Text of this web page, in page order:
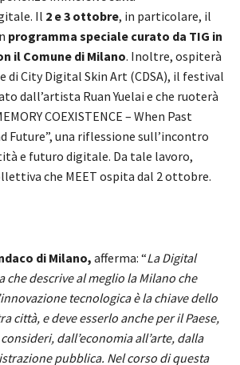
Il 2 e 3 ottobre, in particolare, il
programma speciale curato da TIG in
il Comune di Milano. Inoltre, ospiterà
di City Digital Skin Art (CDSA), il festival
dall’artista Ruan Yuelai e che ruoterà
COEXISTENCE – When Past
Future”, una riflessione sull’incontro
e futuro digitale. Da tale lavoro,
che MEET ospita dal 2 ottobre.
di Milano, afferma: “La Digital
che descrive al meglio la Milano che
tecnologica è la chiave dello
città, e deve esserlo anche per il Paese,
dall’economia all’arte, dalla
pubblica. Nel corso di questa